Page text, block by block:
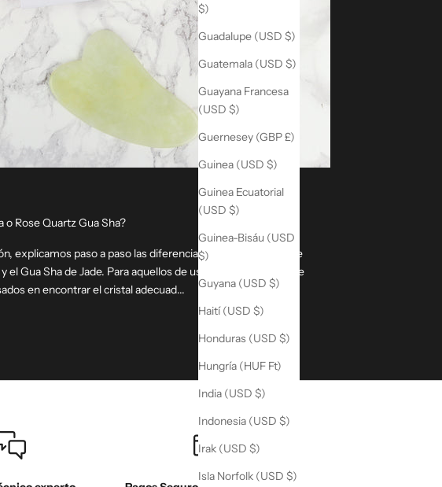
$)
Guadalupe (USD $)
Guatemala (USD $)
Guayana Francesa
(USD $)
Guernesey (GBP £)
Guinea (USD $)
Guinea Ecuatorial
(USD $)
Guinea-Bisáu (USD
$)
Guyana (USD $)
Haití (USD $)
Honduras (USD $)
Hungría (HUF Ft)
India (USD $)
Indonesia (USD $)
Irak (USD $)
Isla Norfolk (USD $)
o Rose Quartz Gua Sha?
explicamos paso a paso las diferencias entre el Gua Sha de
el Gua Sha de Jade. Para aquellos de ustedes que realmente
en encontrar el cristal adecuad...